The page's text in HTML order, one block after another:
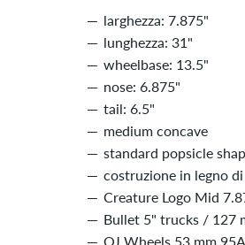
larghezza: 7.875"
lunghezza: 31"
wheelbase: 13.5"
nose: 6.875"
tail: 6.5"
medium concave
standard popsicle
costruzione in legno
Creature Logo Mid
Bullet 5" trucks / 127
OJ Wheels 53 mm